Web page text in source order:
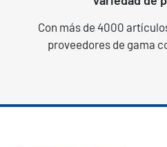
Con más de 4000
proveedores de gama